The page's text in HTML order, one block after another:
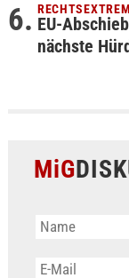
EU-
nächste
MiG